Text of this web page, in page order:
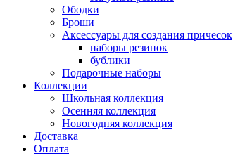
Ободки
Броши
Аксессуары для создания причесок
наборы резинок
бублики
Подарочные наборы
Коллекции
Школьная коллекция
Осенняя коллекция
Новогодняя коллекция
Доставка
Оплата